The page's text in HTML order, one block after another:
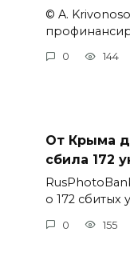
© A.
0 144
От Крыма
сбила 172
о 172 сбитых
0 155